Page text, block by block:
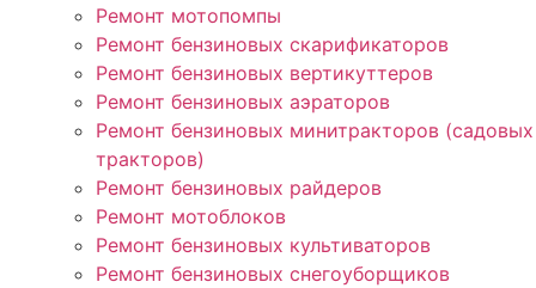
Ремонт мотопомпы
Ремонт бензиновых скарификаторов
Ремонт бензиновых вертикуттеров
Ремонт бензиновых аэраторов
Ремонт бензиновых минитракторов (садовых
тракторов)
Ремонт бензиновых райдеров
Ремонт мотоблоков
Ремонт бензиновых культиваторов
Ремонт бензиновых снегоуборщиков